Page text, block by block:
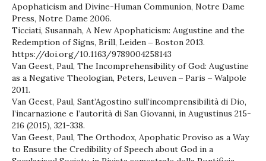
Apophaticism and Divine-Human Communion, Notre Dame
Press, Notre Dame 2006.
Ticciati, Susannah, A New Apophaticism: Augustine and the
Redemption of Signs, Brill, Leiden ‒ Boston 2013.
https://doi.org/10.1163/9789004258143
Van Geest, Paul, The Incomprehensibility of God: Augustine
as a Negative Theologian, Peters, Leuven ‒ Paris ‒ Walpole
2011.
Van Geest, Paul, Sant’Agostino sull’incomprensibilità di Dio,
l’incarnazione e l’autorità di San Giovanni, in Augustinus 215-
216 (2015), 321-338.
Van Geest, Paul, The Orthodox, Apophatic Proviso as a Way
to Ensure the Credibility of Speech about God in a